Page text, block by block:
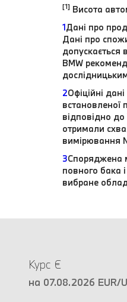
[1] Висота
1Дані про
Дані про
допускається
BMW
2Офіційні
встановленої
відповідно
отримали
вимірювання
3Споряджена
повного бака
вибране
Курс €
на 07.08.2026 EUR/